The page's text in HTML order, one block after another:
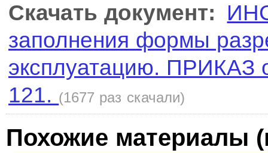
Скачать документ:
заполнения формы
эксплуатацию. ПРИКАЗ
121. (1677 раз скачали)
Похожие материалы